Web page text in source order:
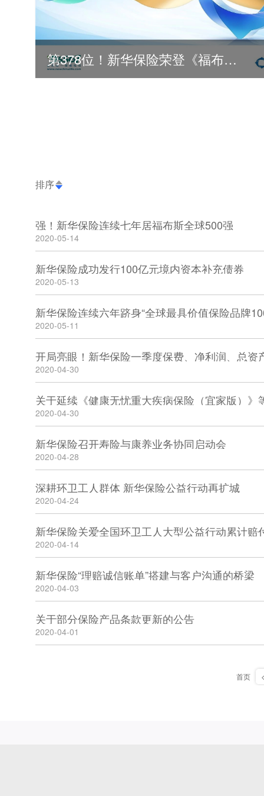
第378位！新华保险荣登《福布斯》全球500强
排序
强！新华保险连续七年居福布斯全球500强
2020-05-14
新华保险成功发行100亿元境内资本补充债券
2020-05-13
新华保险连续六年跻身“全球最具价值保险品牌
2020-05-11
开局亮眼！新华保险一季度保费、净利润、总资
2020-04-30
2020-04-30
新华保险召开寿险与康养业务协同启动会
2020-04-28
深耕环卫工人群体 新华保险公益行动再扩城
2020-04-24
新华保险关爱全国环卫工人大型公益行动累计赔
2020-04-14
新华保险“理赔诚信账单”搭建与客户沟通的桥梁
2020-04-03
关于部分保险产品条款更新的公告
2020-04-01
首页